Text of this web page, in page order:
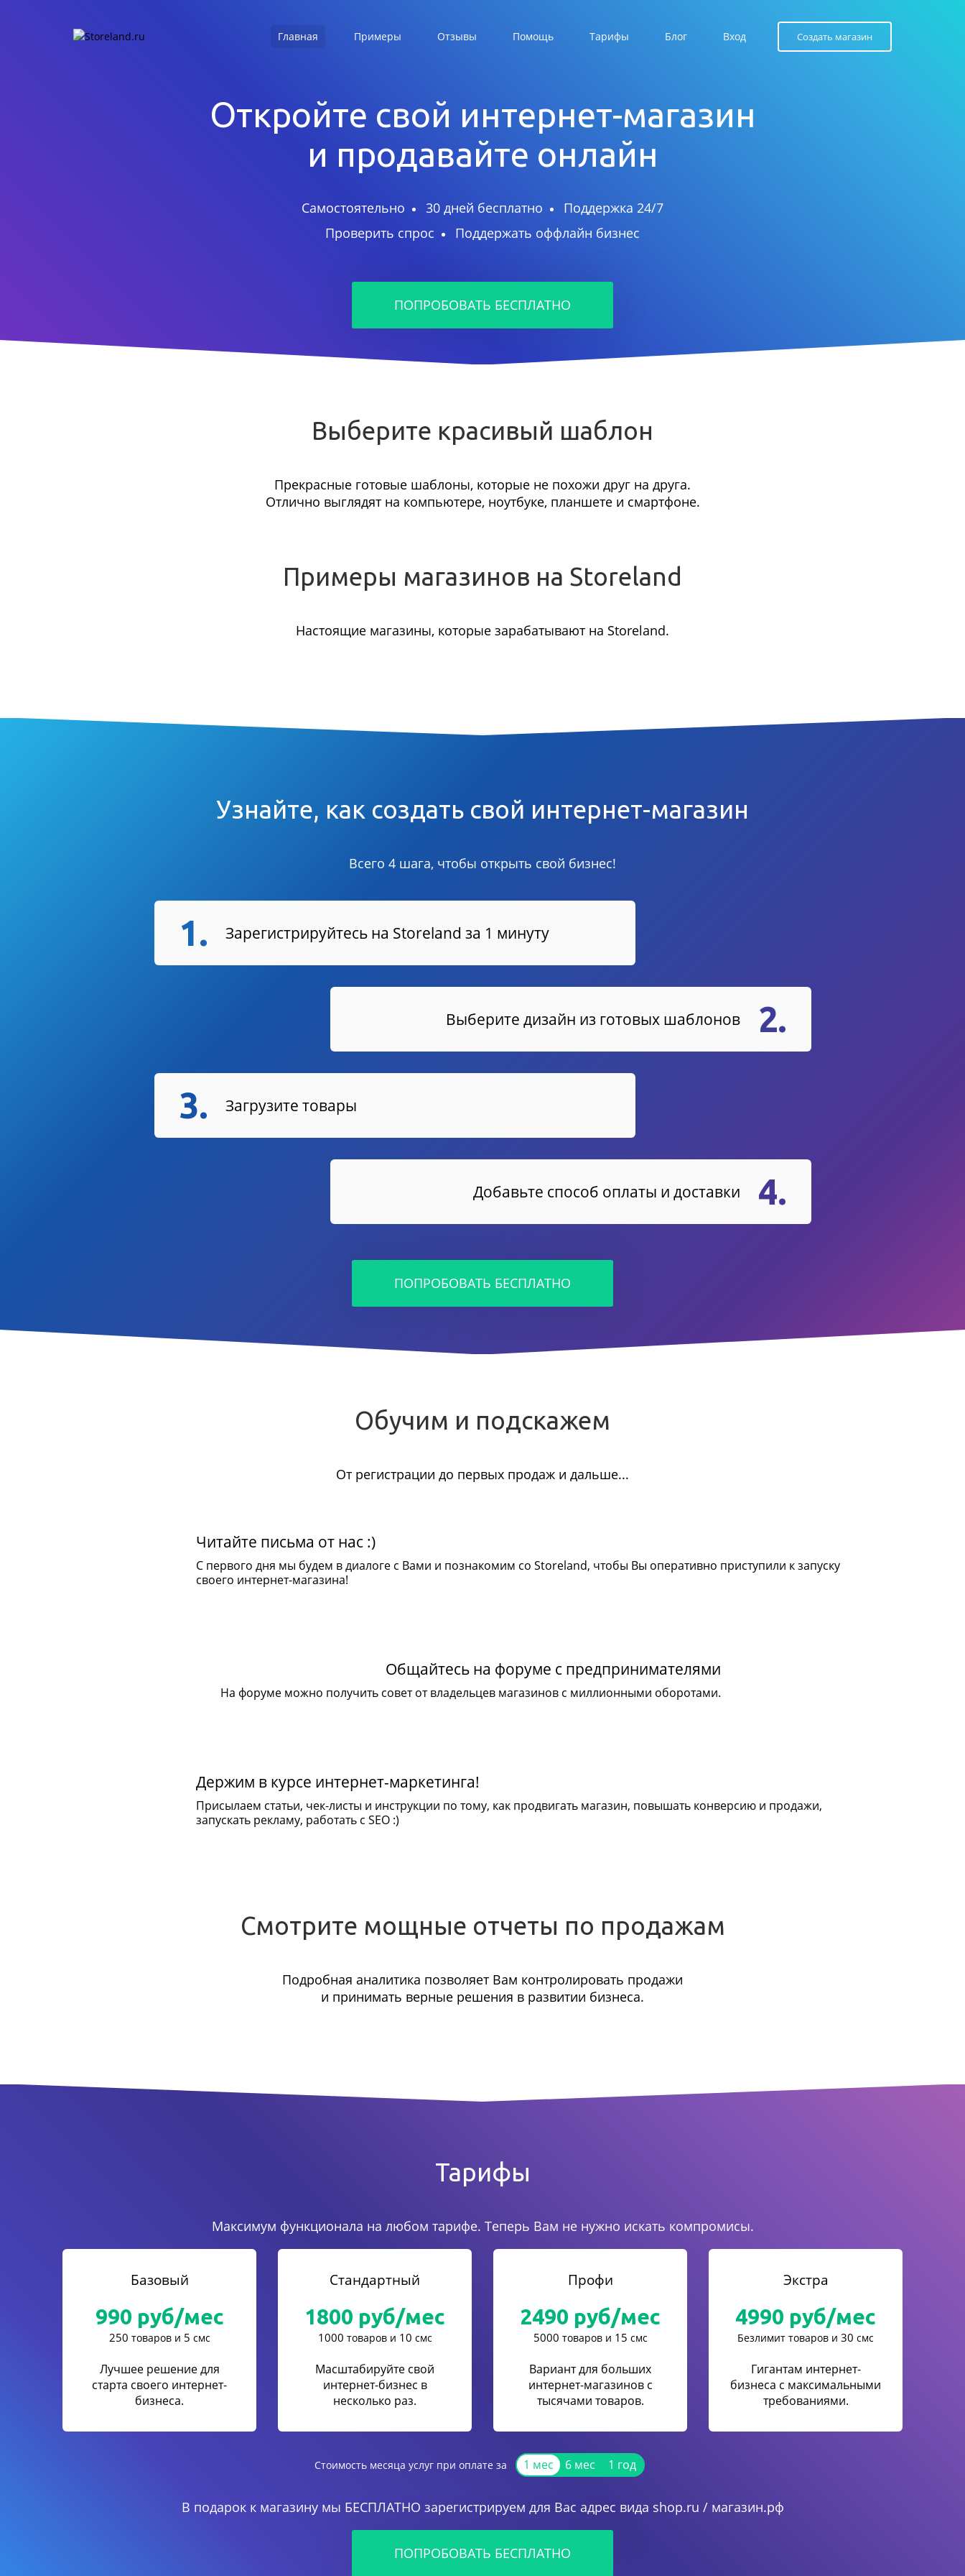
Главная Примеры Отзывы Помощь Тарифы Блог Вход Создать магазин
Откройте свой интернет-магазин
и продавайте онлайн
Самостоятельно 30 дней бесплатно
Поддержка 24/7
Проверить спрос
Поддержать оффлайн бизнес
ПОПРОБОВАТЬ БЕСПЛАТНО
Выберите красивый шаблон
Прекрасные готовые шаблоны, которые не похожи друг на друга.
Отлично выглядят на компьютере, ноутбуке, планшете и смартфоне.
Примеры магазинов на Storeland
Настоящие магазины, которые зарабатывают на Storeland.
Узнайте, как создать свой интернет-магазин
Всего 4 шага, чтобы открыть свой бизнес!
1. Зарегистрируйтесь на Storeland за 1 минуту
2.
Выберите дизайн из готовых шаблонов
3. Загрузите товары
4.
Добавьте способ оплаты и доставки
ПОПРОБОВАТЬ БЕСПЛАТНО
Обучим и подскажем
От регистрации до первых продаж и дальше...
Читайте письма от нас :)
С первого дня мы будем в диалоге с Вами и познакомим со Storeland, чтобы Вы оперативно приступили к запуску
своего интернет-магазина!
Общайтесь на форуме с предпринимателями
На форуме можно получить совет от владельцев магазинов с миллионными оборотами.
Держим в курсе интернет-маркетинга!
Присылаем статьи, чек-листы и инструкции по тому, как продвигать магазин, повышать конверсию и продажи,
запускать рекламу, работать с SEO :)
Смотрите мощные отчеты по продажам
Подробная аналитика позволяет Вам контролировать продажи
и принимать верные решения в развитии бизнеса.
Тарифы
Максимум функционала на любом тарифе. Теперь Вам не нужно искать компромисы.
Базовый
990 руб/мес
250 товаров и 5 смс
Лучшее решение для
старта своего интернет-
бизнеса.
Стандартный
1800 руб/мес
1000 товаров и 10 смс
Масштабируйте свой
интернет-бизнес в
несколько раз.
Профи
2490 руб/мес
5000 товаров и 15 смс
Вариант для больших
интернет-магазинов с
тысячами товаров.
Экстра
4990 руб/мес
Безлимит товаров и 30 смс
Гигантам интернет-
бизнеса с максимальными
требованиями.
Стоимость месяца услуг при оплате за 1 мес 6 мес 1 год
В подарок к магазину мы БЕСПЛАТНО зарегистрируем для Вас адрес вида shop.ru / магазин.рф
ПОПРОБОВАТЬ БЕСПЛАТНО